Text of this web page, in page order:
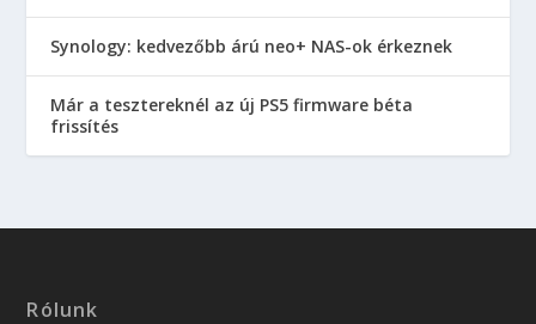
Synology: kedvezőbb árú neo+ NAS-ok érkeznek
Már a tesztereknél az új PS5 firmware béta
frissítés
Rólunk